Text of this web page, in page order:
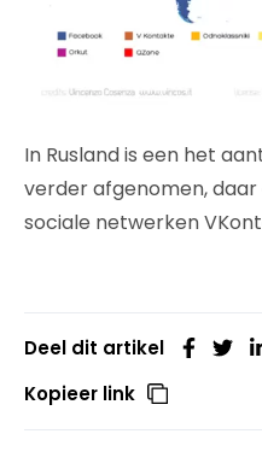
In Rusland is een het
verder afgenomen,
sociale netwerken
Deel dit artikel
Kopieer link